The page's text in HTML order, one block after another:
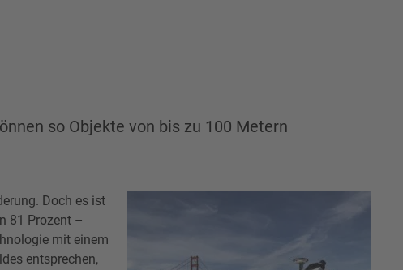
so Objekte von bis zu 100 Metern
Doch es ist
81 Prozent –
mit einem
entsprechen,